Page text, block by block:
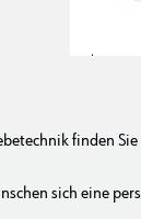
finden Sie
sich eine